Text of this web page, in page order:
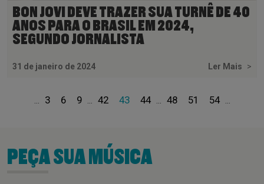
BON JOVI DEVE TRAZER SUA TURNÊ DE 40
ANOS PARA O BRASIL EM 2024,
SEGUNDO JORNALISTA
31 de janeiro de 2024 Ler Mais >
3 6 9 42 43 44 48 51 54
PEÇA SUA MÚSICA